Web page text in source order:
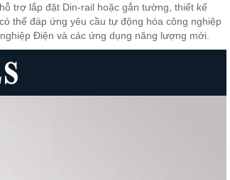
trợ lắp đặt Din-rail hoặc gắn tường, thiết kế
thể đáp ứng yêu cầu tự động hóa công nghiệp
Điện và các ứng dụng năng lượng mới.